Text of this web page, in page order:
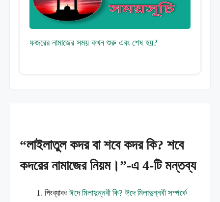
ফজরের নামাজের সময় কখন শুরু এবং শেষ হয়?
“লাইলাতুল কদর বা শবে কদর কি? শবে
কদরের নামাজের নিয়ম।”-এ 4-টি মন্তব্য
পিংব্যাকঃ ঈদে মিলাদুন্নবী কি? ঈদে মিলাদুন্নবী সম্পর্কে